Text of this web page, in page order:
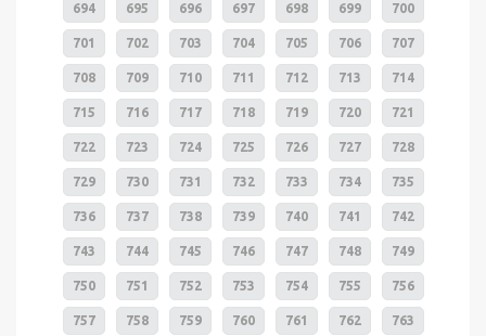
694 695 696 697 698 699 700
701 702 703 704 705 706 707
708 709 710 711 712 713 714
715 716 717 718 719 720 721
722 723 724 725 726 727 728
729 730 731 732 733 734 735
736 737 738 739 740 741 742
743 744 745 746 747 748 749
750 751 752 753 754 755 756
757 758 759 760 761 762 763